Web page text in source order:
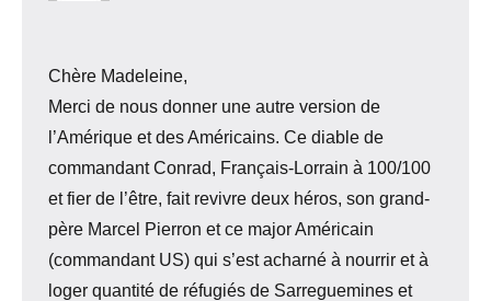
Chère Madeleine,
Merci de nous donner une autre version de
l’Amérique et des Américains. Ce diable de
commandant Conrad, Français-Lorrain à 100/100
et fier de l’être, fait revivre deux héros, son grand-
père Marcel Pierron et ce major Américain
(commandant US) qui s’est acharné à nourrir et à
loger quantité de réfugiés de Sarreguemines et